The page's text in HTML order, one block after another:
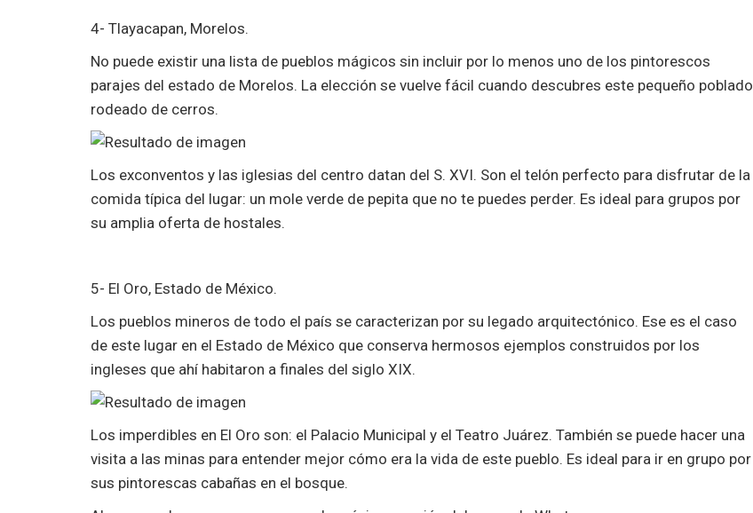
4- Tlayacapan, Morelos.
No puede existir una lista de pueblos mágicos sin incluir por lo menos uno de los pintorescos
parajes del estado de Morelos. La elección se vuelve fácil cuando descubres este pequeño poblado
rodeado de cerros.
Los exconventos y las iglesias del centro datan del S. XVI. Son el telón perfecto para disfrutar de la
comida típica del lugar: un mole verde de pepita que no te puedes perder. Es ideal para grupos por
su amplia oferta de hostales.
5- El Oro, Estado de México.
Los pueblos mineros de todo el país se caracterizan por su legado arquitectónico. Ese es el caso
de este lugar en el Estado de México que conserva hermosos ejemplos construidos por los
ingleses que ahí habitaron a finales del siglo XIX.
Los imperdibles en El Oro son: el Palacio Municipal y el Teatro Juárez. También se puede hacer una
visita a las minas para entender mejor cómo era la vida de este pueblo. Es ideal para ir en grupo por
sus pintorescas cabañas en el bosque.